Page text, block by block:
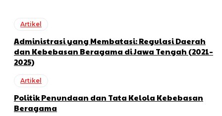
Artikel
Administrasi yang Membatasi: Regulasi Daerah
dan Kebebasan Beragama di Jawa Tengah (2021–
2025)
Artikel
Politik Penundaan dan Tata Kelola Kebebasan
Beragama